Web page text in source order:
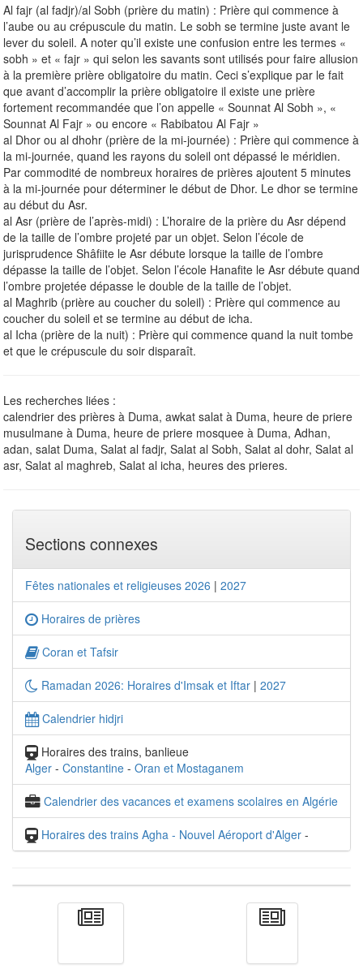
Al fajr (al fadjr)/al Sobh (prière du matin) : Prière qui commence à
l’aube ou au crépuscule du matin. Le sobh se termine juste avant le
lever du soleil. A noter qu’il existe une confusion entre les termes «
sobh » et « fajr » qui selon les savants sont utilisés pour faire allusion
à la première prière obligatoire du matin. Ceci s’explique par le fait
que avant d’accomplir la prière obligatoire il existe une prière
fortement recommandée que l’on appelle « Sounnat Al Sobh », «
Sounnat Al Fajr » ou encore « Rabibatou Al Fajr »
al Dhor ou al dhohr (prière de la mi-journée) : Prière qui commence à
la mi-journée, quand les rayons du soleil ont dépassé le méridien.
Par commodité de nombreux horaires de prières ajoutent 5 minutes
à la mi-journée pour déterminer le début de Dhor. Le dhor se termine
au début du Asr.
al Asr (prière de l’après-midi) : L’horaire de la prière du Asr dépend
de la taille de l’ombre projeté par un objet. Selon l’école de
jurisprudence Shâfiite le Asr débute lorsque la taille de l’ombre
dépasse la taille de l’objet. Selon l’école Hanafite le Asr débute quand
l’ombre projetée dépasse le double de la taille de l’objet.
al Maghrib (prière au coucher du soleil) : Prière qui commence au
coucher du soleil et se termine au début de icha.
al Icha (prière de la nuit) : Prière qui commence quand la nuit tombe
et que le crépuscule du soir disparaît.
Les recherches liées :
calendrier des prières à Duma, awkat salat à Duma, heure de priere
musulmane à Duma, heure de priere mosquee à Duma, Adhan,
adan, salat Duma, Salat al fadjr, Salat al Sobh, Salat al dohr, Salat al
asr, Salat al maghreb, Salat al icha, heures des prieres.
Sections connexes
Fêtes nationales et religieuses 2026 | 2027
Horaires de prières
Coran et Tafsir
Ramadan 2026: Horaires d'Imsak et Iftar | 2027
Calendrier hidjri
Horaires des trains, banlieue
Alger - Constantine - Oran et Mostaganem
Calendrier des vacances et examens scolaires en Algérie
Horaires des trains Agha - Nouvel Aéroport d'Alger -